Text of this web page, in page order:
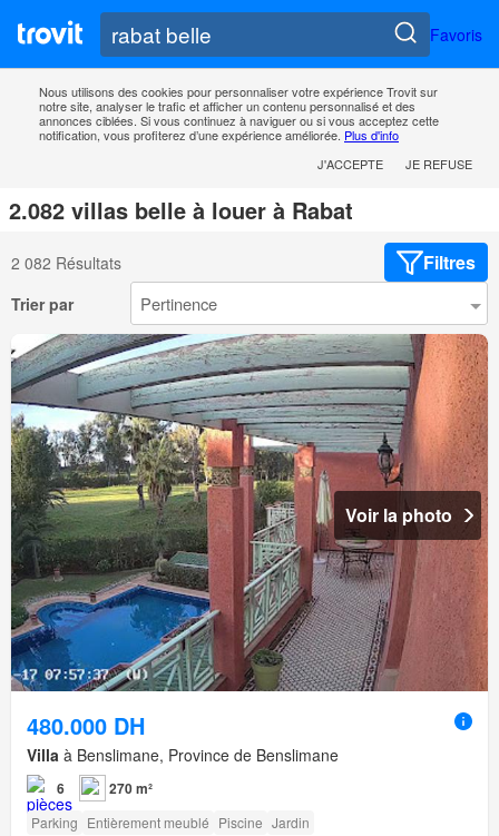
Favoris
Nous utilisons des cookies pour personnaliser votre expérience Trovit sur
notre site, analyser le trafic et afficher un contenu personnalisé et des
annonces ciblées. Si vous continuez à naviguer ou si vous acceptez cette
notification, vous profiterez d’une expérience améliorée. Plus d'info
J'ACCEPTE
JE REFUSE
2.082 villas belle à louer à Rabat
2 082 Résultats Filtres
Trier par
Voir la photo
480.000 DH
Villa à Benslimane, Province de Benslimane
6 270 m²
Parking Entièrement meublé Piscine Jardin